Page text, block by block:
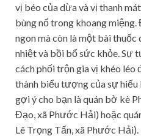
vị béo của dừa và vị thanh
bùng nổ trong khoang
ngon mà còn là một bài
nhiệt và bồi bổ sức khỏe. Sự
cách phối trộn gia vị khéo léo
thành biểu tượng của sự hiếu
gợi ý cho bạn là quán bờ kè
Đạo, xã Phước Hải) hoặc
Lê Trọng Tấn, xã Phước Hải).